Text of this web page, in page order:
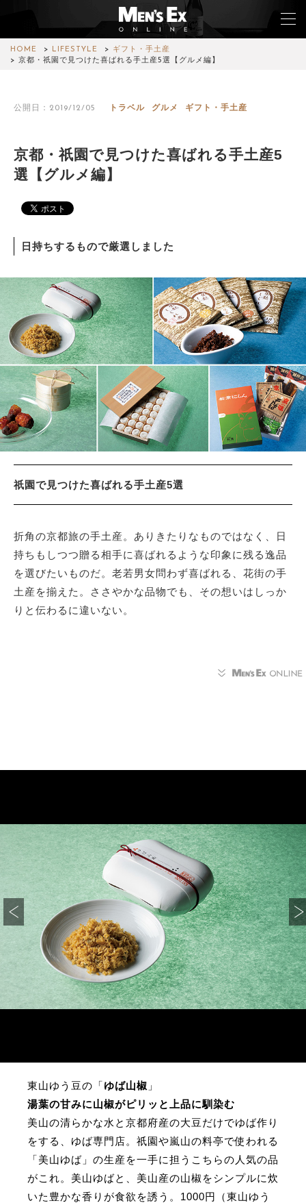
HOME LIFESTYLE
ギフト・手土産
京都・祇園で見つけた喜ばれる手土産5選【グルメ編】
公開日：2019/12/05 トラベル グルメ ギフト・手土産
京都・祇園で見つけた喜ばれる手土産5
選【グルメ編】
日持ちするもので厳選しました
祇園で見つけた喜ばれる手土産5選
折角の京都旅の手土産。ありきたりなものではなく、日
持ちもしつつ贈る相手に喜ばれるような印象に残る逸品
を選びたいものだ。老若男女問わず喜ばれる、花街の手
土産を揃えた。ささやかな品物でも、その想いはしっか
りと伝わるに違いない。
東山ゆう豆の「 ゆば山椒 」
湯葉の甘みに山椒がピリッと上品に馴染む
美山の清らかな水と京都府産の大豆だけでゆば作り
をする、ゆば専門店。祇園や嵐山の料亭で使われる
「美山ゆば」の生産を一手に担うこちらの人気の品
がこれ。美山ゆばと、美山産の山椒をシンプルに炊
いた豊かな香りが食欲を誘う。1000円（東山ゆう
WATCH
CAR&BIKE
LIFESTYLE
COLUMN
ABOUT SITE
サイトマップ